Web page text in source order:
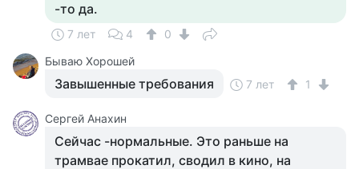
-то да.
7 лет 4
0
Бываю Хорошей
Завышенные требования 7 лет 1
Сергей Анахин
Сейчас -нормальные. Это раньше на
трамвае прокатил, сводил в кино, на